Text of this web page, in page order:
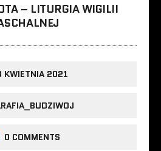
– LITURGIA WIGILII
KWIETNIA 2021
0 COMMENTS